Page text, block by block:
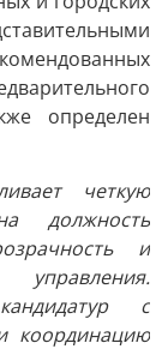
определен
четкую
должность
и
управления.
с
координацию